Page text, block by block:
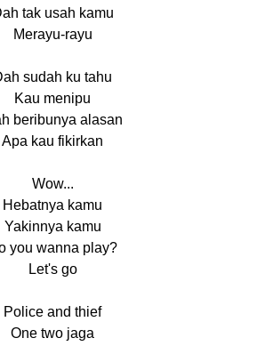
tak usah kamu
Merayu-rayu
sudah ku tahu
Kau menipu
beribunya alasan
Apa kau fikirkan
Wow...
Hebatnya kamu
Yakinnya kamu
you wanna play?
Let's go
Police and thief
One two jaga